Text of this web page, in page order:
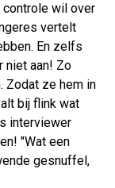
wil over
vertelt
En zelfs
niet aan! Zo
Zodat ze hem in
bij flink wat
interviewer
"Wat een
gesnuffel,